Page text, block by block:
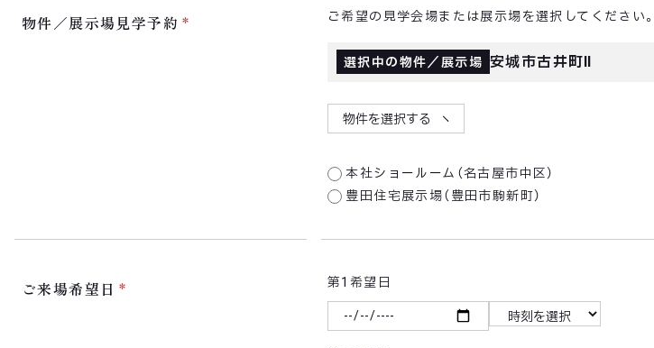
物件／展示場見学予約 ご希望の見学会場または展示場を選択してください。
選択中の物件／展示場 安城市古井町Ⅱ
物件を選択する
本社ショールーム（名古屋市中区）
豊田住宅展示場（豊田市駒新町）
ご来場希望日 第1希望日